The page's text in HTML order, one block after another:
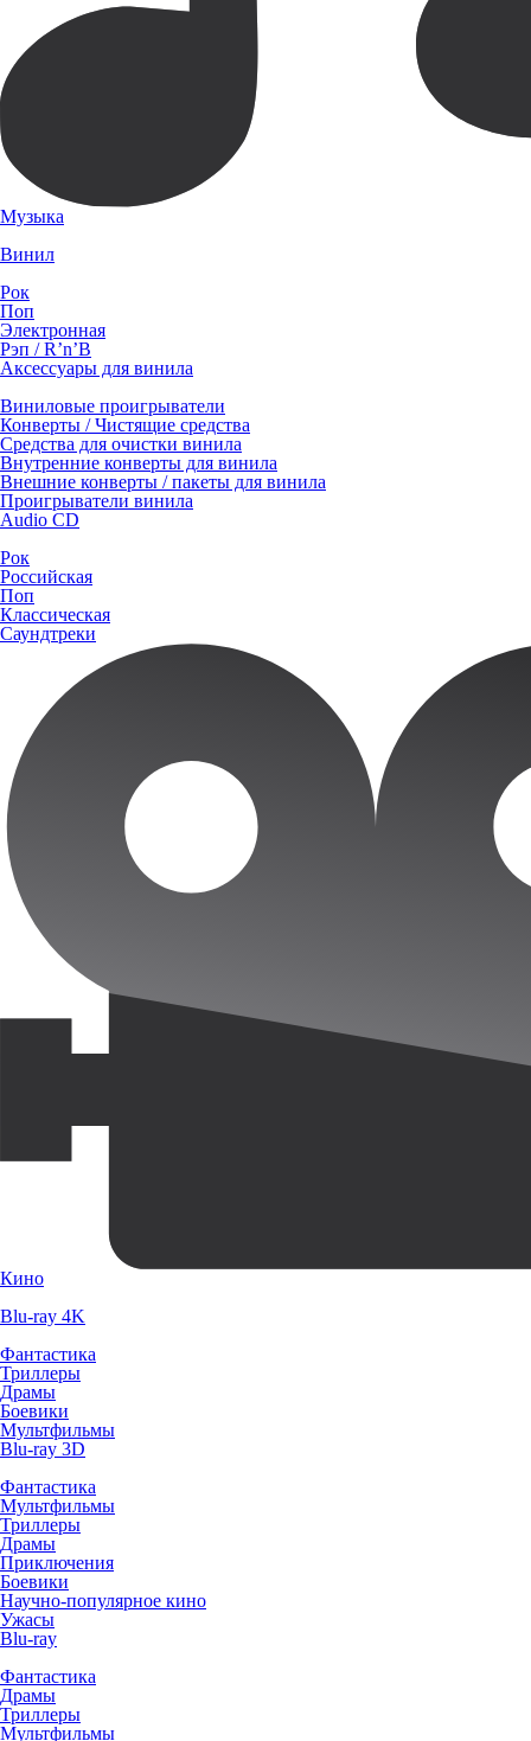
Музыка
Винил
Рок
Поп
Электронная
Рэп / R’n’B
Аксессуары для винила
Виниловые проигрыватели
Конверты / Чистящие средства
Средства для очистки винила
Внутренние конверты для винила
Внешние конверты / пакеты для винила
Проигрыватели винила
Audio CD
Рок
Российская
Поп
Классическая
Саундтреки
Кино
Blu-ray 4K
Фантастика
Триллеры
Драмы
Боевики
Мультфильмы
Blu-ray 3D
Фантастика
Мультфильмы
Триллеры
Драмы
Приключения
Боевики
Научно-популярное кино
Ужасы
Blu-ray
Фантастика
Драмы
Триллеры
Мультфильмы